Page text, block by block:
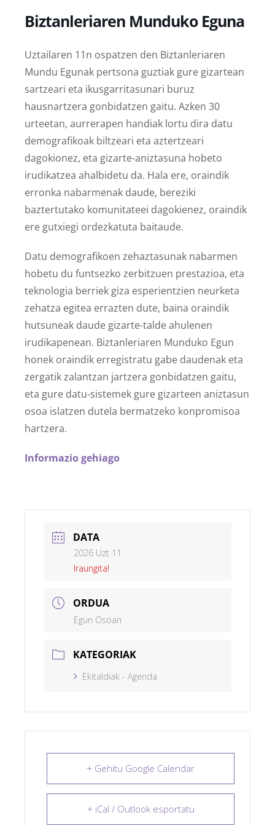
Biztanleriaren Munduko Eguna
Uztailaren 11n ospatzen den Biztanleriaren
Mundu Egunak pertsona guztiak gure gizartean
sartzeari eta ikusgarritasunari buruz
hausnartzera gonbidatzen gaitu. Azken 30
urteetan, aurrerapen handiak lortu dira datu
demografikoak biltzeari eta aztertzeari
dagokionez, eta gizarte-aniztasuna hobeto
irudikatzea ahalbidetu da. Hala ere, oraindik
erronka nabarmenak daude, bereziki
baztertutako komunitateei dagokienez, oraindik
ere gutxiegi ordezkatuta baitaude.
Datu demografikoen zehaztasunak nabarmen
hobetu du funtsezko zerbitzuen prestazioa, eta
teknologia berriek giza esperientzien neurketa
zehatza egitea errazten dute, baina oraindik
hutsuneak daude gizarte-talde ahulenen
irudikapenean. Biztanleriaren Munduko Egun
honek oraindik erregistratu gabe daudenak eta
zergatik zalantzan jartzera gonbidatzen gaitu,
eta gure datu-sistemek gure gizarteen aniztasun
osoa islatzen dutela bermatzeko konpromisoa
hartzera.
Informazio gehiago
DATA
2026 Uzt 11
Iraungita!
ORDUA
Egun Osoan
KATEGORIAK
Ekitaldiak - Agenda
+ Gehitu Google Calendar
+ iCal / Outlook esportatu